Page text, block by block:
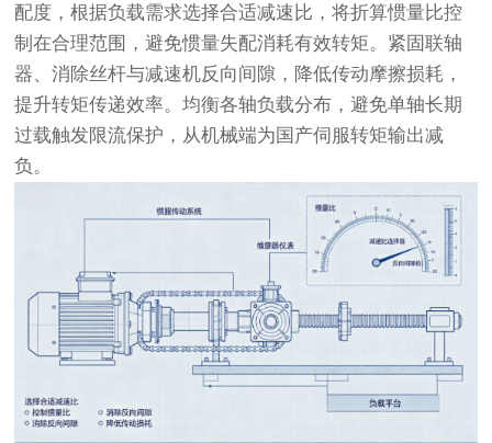
配度，根据负载需求选择合适减速比，将折算惯量比控
制在合理范围，避免惯量失配消耗有效转矩。紧固联轴
器、消除丝杆与减速机反向间隙，降低传动摩擦损耗，
提升转矩传递效率。均衡各轴负载分布，避免单轴长期
过载触发限流保护，从机械端为国产伺服转矩输出减
负。